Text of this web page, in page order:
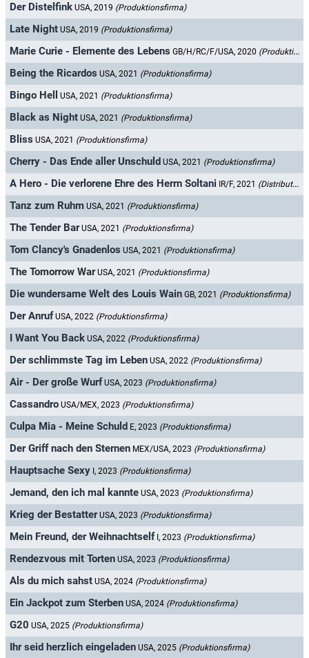
Der Distelfink USA, 2019 (Produktionsfirma)
Late Night USA, 2019 (Produktionsfirma)
Marie Curie - Elemente des Lebens GB/H/RC/F/USA, 2020 (Produktionsfirma)
Being the Ricardos USA, 2021 (Produktionsfirma)
Bingo Hell USA, 2021 (Produktionsfirma)
Black as Night USA, 2021 (Produktionsfirma)
Bliss USA, 2021 (Produktionsfirma)
Cherry - Das Ende aller Unschuld USA, 2021 (Produktionsfirma)
A Hero - Die verlorene Ehre des Herrn Soltani IR/F, 2021 (Distribution)
Tanz zum Ruhm USA, 2021 (Produktionsfirma)
The Tender Bar USA, 2021 (Produktionsfirma)
Tom Clancy's Gnadenlos USA, 2021 (Produktionsfirma)
The Tomorrow War USA, 2021 (Produktionsfirma)
Die wundersame Welt des Louis Wain GB, 2021 (Produktionsfirma)
Der Anruf USA, 2022 (Produktionsfirma)
I Want You Back USA, 2022 (Produktionsfirma)
Der schlimmste Tag im Leben USA, 2022 (Produktionsfirma)
Air - Der große Wurf USA, 2023 (Produktionsfirma)
Cassandro USA/MEX, 2023 (Produktionsfirma)
Culpa Mia - Meine Schuld E, 2023 (Produktionsfirma)
Der Griff nach den Sternen MEX/USA, 2023 (Produktionsfirma)
Hauptsache Sexy I, 2023 (Produktionsfirma)
Jemand, den ich mal kannte USA, 2023 (Produktionsfirma)
Krieg der Bestatter USA, 2023 (Produktionsfirma)
Mein Freund, der Weihnachtself I, 2023 (Produktionsfirma)
Rendezvous mit Torten USA, 2023 (Produktionsfirma)
Als du mich sahst USA, 2024 (Produktionsfirma)
Ein Jackpot zum Sterben USA, 2024 (Produktionsfirma)
G20 USA, 2025 (Produktionsfirma)
Ihr seid herzlich eingeladen USA, 2025 (Produktionsfirma)